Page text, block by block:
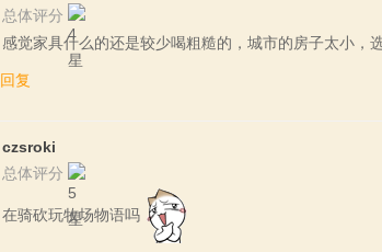
总体评分
感觉家具什么的还是较少喝粗糙的，城市的房子太小，
回复
czsroki
总体评分
在骑砍玩牧场物语吗